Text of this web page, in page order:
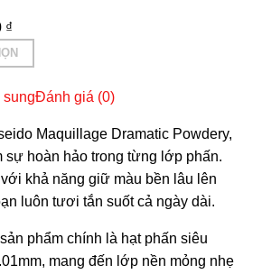
₫
sungĐánh giá (0)
Maquillage Dramatic Powdery,
sự hoàn hảo trong từng lớp phấn.
khả năng giữ màu bền lâu lên
luôn tươi tắn suốt cả ngày dài.
phẩm chính là hạt phấn siêu
mang đến lớp nền mỏng nhẹ